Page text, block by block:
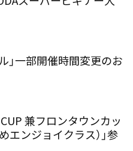
」一部開催時間変更のお
兼フロンタウンカッ
エンジョイクラス）」参